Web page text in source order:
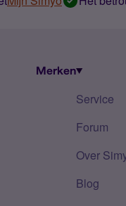
Merken
Service
Forum
Over
Blog